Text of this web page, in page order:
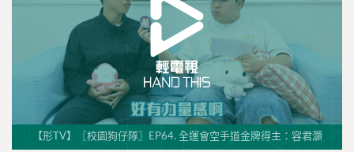
【形TV】〖校園狗仔隊〗EP64. 全運會空手道金牌得主：容君灝